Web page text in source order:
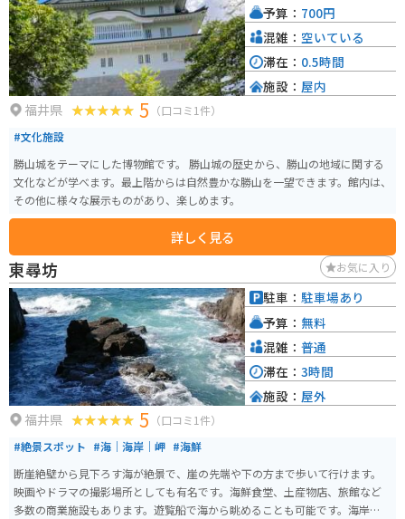
福井県 5 （口コミ1件）
#文化施設
勝山城をテーマにした博物館です。 勝山城の歴史から、勝山の地域に関する
文化などが学べます。最上階からは自然豊かな勝山を一望できます。館内は、
その他に様々な展示ものがあり、楽しめます。
詳しく見る
予算： 700円
混雑： 空いている
滞在： 0.5時間
施設： 屋内
東尋坊 お気に入り
福井県 5 （口コミ1件）
#絶景スポット #海｜海岸｜岬 #海鮮
断崖絶壁から見下ろす海が絶景で、崖の先端や下の方まで歩いて行けます。
映画やドラマの撮影場所としても有名です。海鮮食堂、土産物店、旅館など
多数の商業施設もあります。遊覧船で海から眺めることも可能です。海岸通り
駐車： 駐車場あり
予算： 無料
混雑： 普通
滞在： 3時間
施設： 屋外